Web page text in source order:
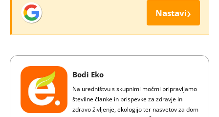
Nastavi›
Bodi Eko
Na uredništvu s skupnimi močmi pripravljamo
številne članke in prispevke za zdravje in
zdravo življenje, ekologijo ter nasvetov za dom